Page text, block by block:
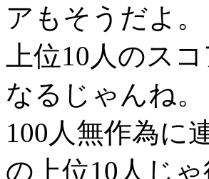
アもそうだよ。
上位10人のス
なるじゃんね。
100人無作為に
の上位10人じ